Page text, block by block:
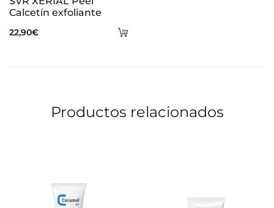
Añadir
Calcetín exfoliante
22,90€
Productos relacionados